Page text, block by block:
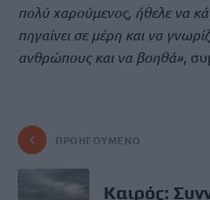
πολύ χαρούμενος, ήθελε να
πηγαίνει σε μέρη και να
ανθρώπους και να βοηθά»,
ΠΡΟΗΓΟΎΜΕΝΟ
Καιρός: